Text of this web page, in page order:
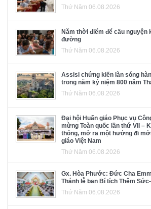
Thứ Năm 06.08.2026
Năm thời điểm để cầu nguyện
đường
Thứ Năm 06.08.2026
Assisi chứng kiến làn sóng
trong năm kỷ niệm 800 năm
Thứ Năm 06.08.2026
Đại hội Huấn giáo Phục vụ
mừng Toàn quốc lần thứ VII –
thông, mở ra một hướng đi
giáo Việt Nam
Thứ Năm 06.08.2026
Gx. Hòa Phước: Đức Cha
Thánh lễ ban Bí tích Thêm
Thứ Năm 06.08.2026